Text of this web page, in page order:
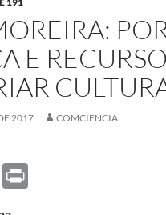
E
2017 COMCIENCIA
W